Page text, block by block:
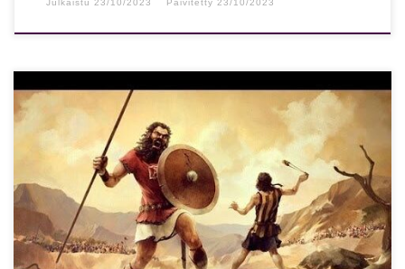
Julkaistu 23/10/2023 Päivitetty 23/10/2023
Nykyisessä Israelin ja Hamasin välisessä sodassa Israelin
tavoitteena on tuhota Hamas kokonaan ja muuttaa Gazan
tilannetta niin, ettei sieltä vuodesta […]